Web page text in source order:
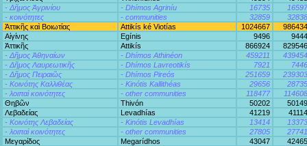
- Δῆμος Ἀγρινίου
- Dhímos Agriníu 16735
16597
- κοινότητες
- communities 32859
32838
Ἀττικῆς καὶ Βοιωτίας
Attikís ké Viotías 1024667
986434
Αἰγίνης
Egínis 9496
9444
Ἀττικῆς
Attikís 866924
829546
- Δῆμος Ἀθηναίων
- Dhímos Athinéon 459211
439454
- Δῆμος Λαυρεωτικῆς
- Dhímos Lavreotikís 7921
7446
- Δῆμος Πειραιῶς
- Dhímos Pireós 251659
239303
- Κοινότης Καλλιθέας
- Kinótis Kallithéas 29656
28735
- λοιπαὶ κοινότητες
- other communities 118477
114608
Θηβῶν
Thivón 50202
50149
Λεβαδείας
Levadhías 41219
41114
- Κοινότης Λεβαδείας
- Kinótis Levadhías 13414
13373
- λοιπαὶ κοινότητες
- other communities 27805
27741
Μεγαρίδος
Megarídhos 43047
42465